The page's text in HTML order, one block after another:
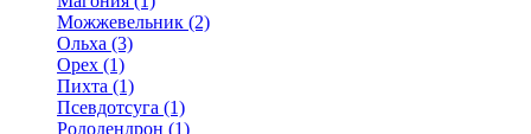
Можжевельник (2)
Ольха (3)
Орех (1)
Пихта (1)
Псевдотсуга (1)
Рододендрон (1)